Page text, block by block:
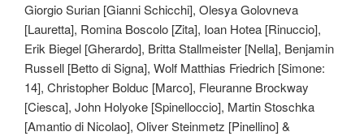
Giorgio Surian [Gianni Schicchi], Olesya Golovneva
[Lauretta], Romina Boscolo [Zita], Ioan Hotea [Rinuccio],
Erik Biegel [Gherardo], Britta Stallmeister [Nella], Benjamin
Russell [Betto di Signa], Wolf Matthias Friedrich [Simone:
14], Christopher Bolduc [Marco], Fleuranne Brockway
[Ciesca], John Holyoke [Spinelloccio], Martin Stoschka
[Amantio di Nicolao], Oliver Steinmetz [Pinellino] &